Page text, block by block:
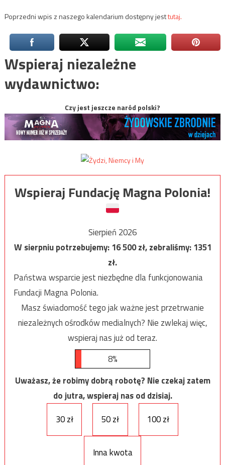
Poprzedni wpis z naszego kalendarium dostępny jesttutaj.
Wspieraj niezależne
wydawnictwo:
Czy jest jeszcze naród polski?
Wspieraj Fundację Magna Polonia!
Sierpień 2026
W sierpniu potrzebujemy:16 500zł, zebraliśmy:1351
zł.
Państwa wsparcie jest niezbędne dla funkcjonowania
Fundacji Magna Polonia.
Masz świadomość tego jak ważne jest przetrwanie
niezależnych ośrodków medialnych? Nie zwlekaj więc,
wspieraj nas już od teraz.
8%
Uważasz, że robimy dobrą robotę? Nie czekaj zatem
do jutra, wspieraj nas od dzisiaj.
30 zł
50 zł 100 zł
Inna kwota